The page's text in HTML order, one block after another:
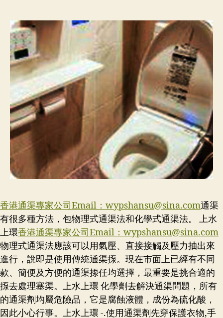
香港通渠專家公司Email： wypshansu@sina.com通渠
有很多種方法，包物理式通渠法和化學式通渠法。 上水
上環香港通渠專家公司Email： wypshansu@sina.com
物理式通渠法應該可以用氣壓、直接接觸及壓力抽出來
進行，說即是使用傳統通渠揼。現在市面上已經有不同
款、簡便及方便的通渠揼任均選擇，最重要是挑合適的
揼去處理塞渠。上水上環 化學劑去解決通渠問題，所有
的通渠劑均屬危險品，它是腐蝕液體，成份為硫化酸，
因此小心行事。上水上環 -.使用通渠劑先穿保護衣物,手